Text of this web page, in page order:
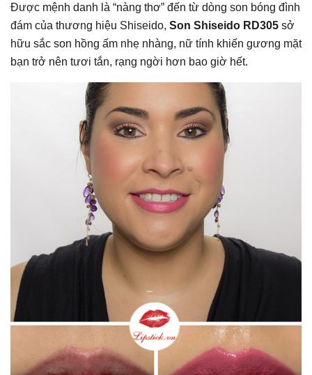
Được mệnh danh là “nàng thơ” đến từ dòng son bóng đình
đám của thương hiệu Shiseido, Son Shiseido RD305 sở
hữu sắc son hồng ấm nhẹ nhàng, nữ tính khiến gương mặt
bạn trở nên tươi tắn, rạng ngời hơn bao giờ hết.